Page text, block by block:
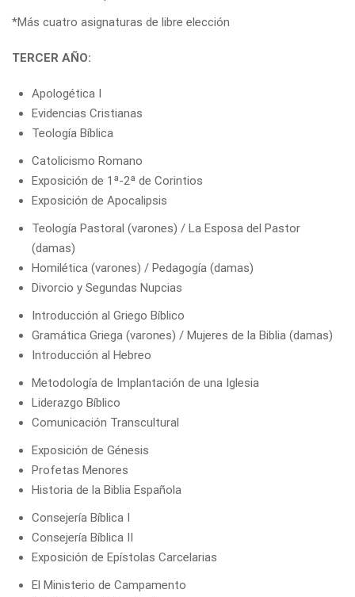
*Más cuatro asignaturas de libre elección
TERCER AÑO:
Apologética I
Evidencias Cristianas
Teología Bíblica
Catolicismo Romano
Exposición de 1ª-2ª de Corintios
Exposición de Apocalipsis
Teología Pastoral (varones) / La Esposa del Pastor
(damas)
Homilética (varones) / Pedagogía (damas)
Divorcio y Segundas Nupcias
Introducción al Griego Bíblico
Gramática Griega (varones) / Mujeres de la Biblia (damas)
Introducción al Hebreo
Metodología de Implantación de una Iglesia
Liderazgo Bíblico
Comunicación Transcultural
Exposición de Génesis
Profetas Menores
Historia de la Biblia Española
Consejería Bíblica I
Consejería Bíblica II
Exposición de Epístolas Carcelarias
El Ministerio de Campamento